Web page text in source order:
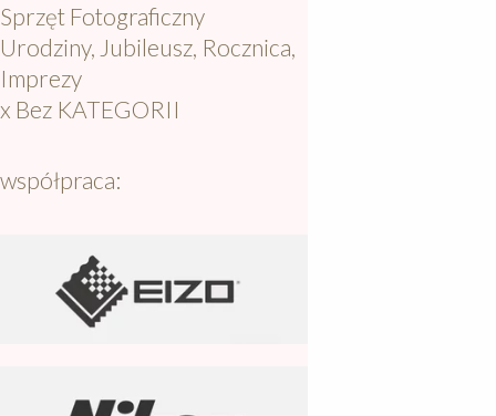
Sprzęt Fotograficzny
Urodziny, Jubileusz, Rocznica,
Imprezy
x Bez KATEGORII
współpraca: